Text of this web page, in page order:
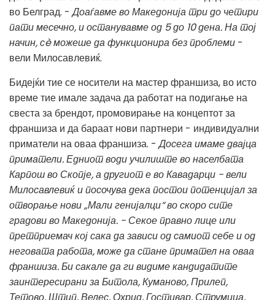
во Белград. -Доаѓавме во Македонија три до четири
пати месечно, и останувавме од 5 до 10 дена. На тој
начин, сè можеше да функционира без проблеми -
вели Милосавлевиќ.
Бидејќи тие се носители на мастер франшиза, во исто
време тие имале задача да работат на подигање на
свеста за брендот, промовирање на концептот за
франшиза и да бараат нови партнери - индивидуални
приматели на оваа франшиза. -Досега имаме двајца
приматели. Едниот води училиште во населбата
Карпош во Скопје, а другиот е во Кавадарци - вели
Милосавлевиќ и посочува дека постои потенцијал за
отворање нови „Мали генијалци“ во скоро сите
градови во Македонија. - Секое правно лице или
претприемач кој сака да зависи од самиот себе и од
неговата работа, може да стане примател на оваа
франшиза. Би сакале да ги видиме кандидатите
заинтересирани за Битола, Куманово, Прилеп,